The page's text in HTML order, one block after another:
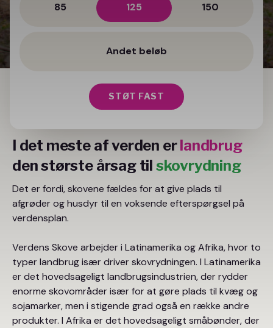
85 125 150
STØT FAST
I det meste af verden erlandbrug
den største årsag til skovrydning
Det er fordi, skovene fældes for at give plads til
afgrøder og husdyr til en voksende efterspørgsel på
verdensplan.
Verdens Skove arbejder i Latinamerika og Afrika, hvor to
typer landbrug især driver skovrydningen. I Latinamerika
er det hovedsageligt landbrugsindustrien, der rydder
enorme skovområder især for at gøre plads til kvæg og
sojamarker, men i stigende grad også en række andre
produkter. I Afrika er det hovedsageligt småbønder, der